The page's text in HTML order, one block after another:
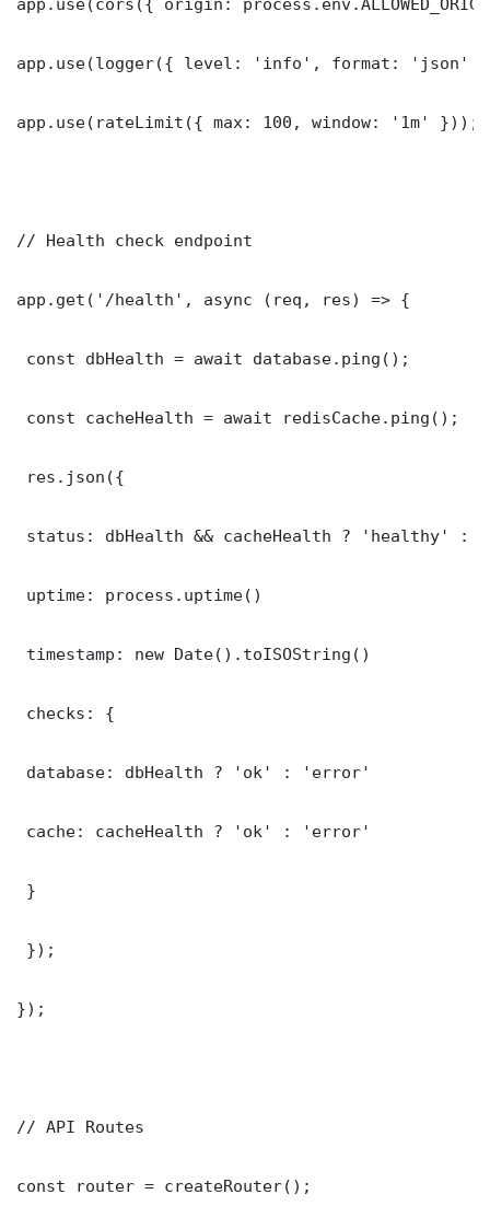
app.use(logger({ level: 'info', format: 'json'
app.use(rateLimit({ max: 100, window: '1m' }));
// Health check endpoint
app.get('/health', async (req, res) => {
const dbHealth = await database.ping();
const cacheHealth = await redisCache.ping();
res.json({
status: dbHealth && cacheHealth ? 'healthy' :
uptime: process.uptime()
timestamp: new Date().toISOString()
checks: {
database: dbHealth ? 'ok' : 'error'
cache: cacheHealth ? 'ok' : 'error'
}
});
});
// API Routes
const router = createRouter();